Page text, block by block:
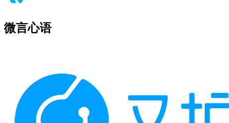
微言心语